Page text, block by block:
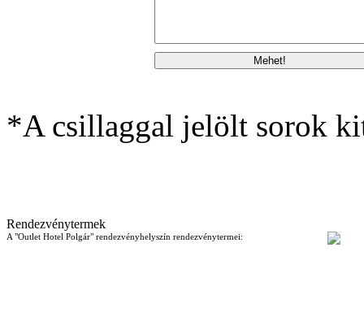
*A csillaggal jelölt sorok
Rendezvénytermek
A "Outlet Hotel Polgár" rendezvényhelyszín rendezvénytermei: